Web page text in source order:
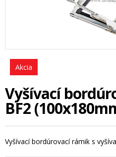
Akcia
Vyšívací
BF2
Vyšívací bordúrovací rámik s